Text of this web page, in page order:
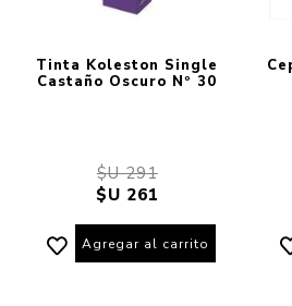
Tinta Koleston Single
Castaño Oscuro Nº 30
$U 291
$U 261
Agregar al carrito